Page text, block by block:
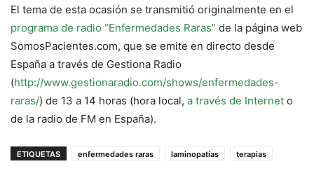
El tema de esta ocasión se transmitió originalmente en el
programa de radio “Enfermedades Raras” de la página web
SomosPacientes.com, que se emite en directo desde
España a través de Gestiona Radio
(http://www.gestionaradio.com/shows/enfermedades-
raras/) de 13 a 14 horas (hora local, a través de Internet o
de la radio de FM en España).
ETIQUETAS enfermedades raras laminopatías terapias